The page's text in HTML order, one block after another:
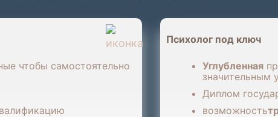
чтобы самостоятельно
Психолог под ключ
Углубленная
значительным
Диплом
возможность